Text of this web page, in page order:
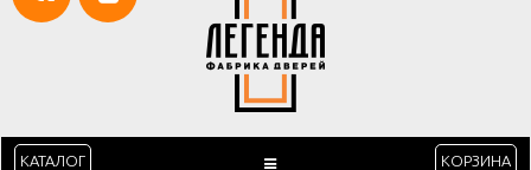
КАТАЛОГ КОРЗИНА